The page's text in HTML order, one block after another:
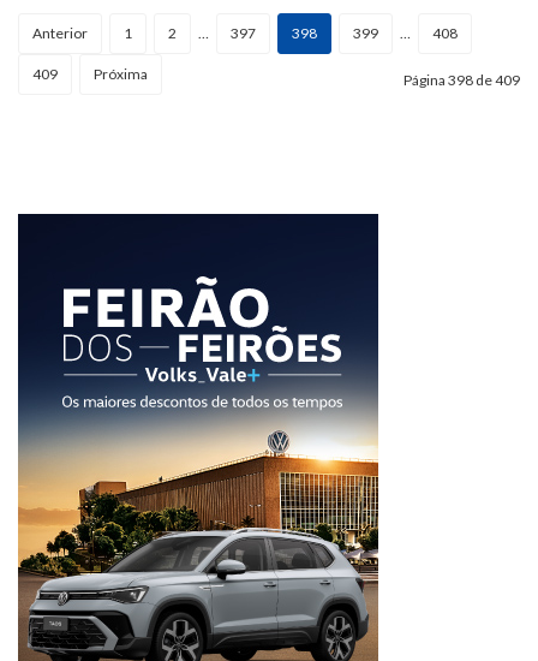
Anterior 1 2 397 398 399 408
409 Próxima Página 398 de 409